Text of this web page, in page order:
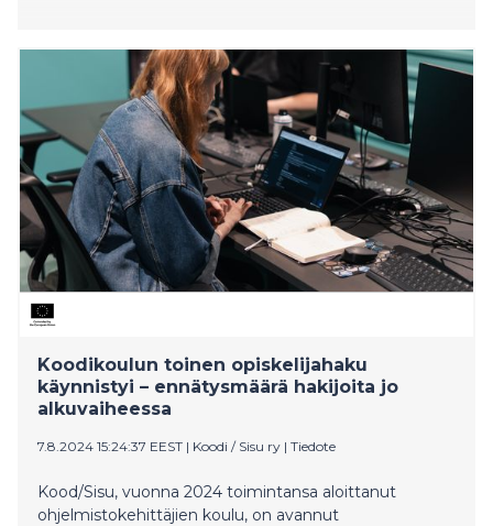
Koodikoulun toinen opiskelijahaku
käynnistyi – ennätysmäärä hakijoita jo
alkuvaiheessa
7.8.2024 15:24:37 EEST | Koodi / Sisu ry | Tiedote
Kood/Sisu, vuonna 2024 toimintansa aloittanut
ohjelmistokehittäjien koulu, on avannut